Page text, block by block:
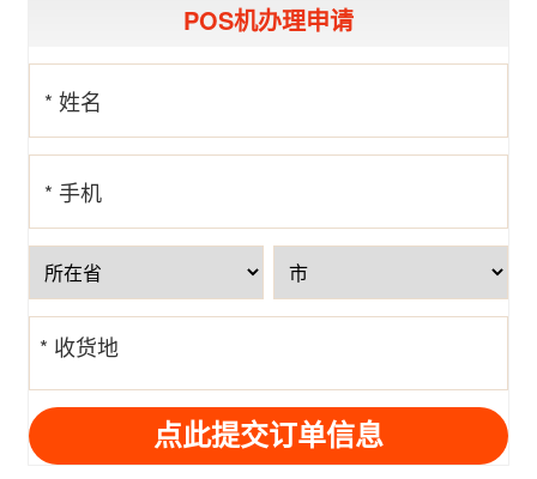
POS机办理申请
* 姓名
* 手机
号
* 收货地
址